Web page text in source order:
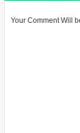
Your Comment Will